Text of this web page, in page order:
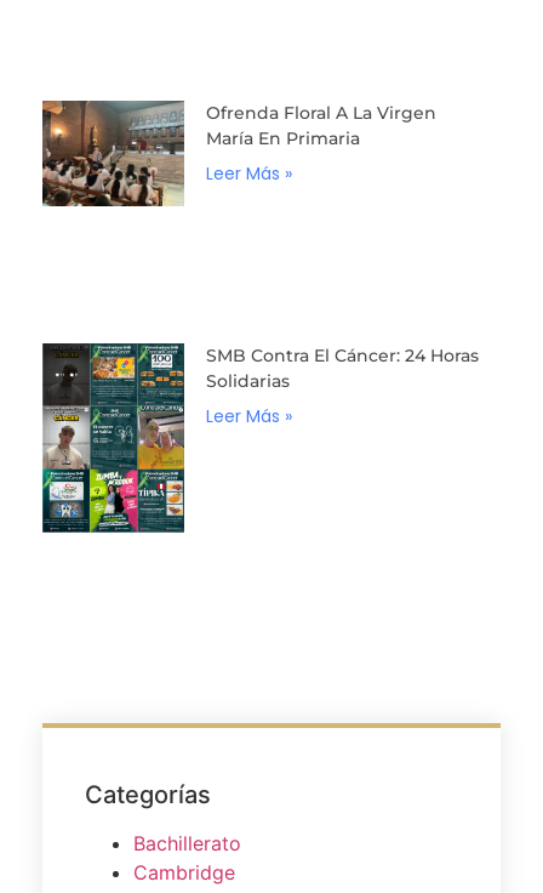
Ofrenda Floral A La Virgen
María En Primaria
Leer Más »
SMB Contra El Cáncer: 24 Horas
Solidarias
Leer Más »
Categorías
Bachillerato
Cambridge